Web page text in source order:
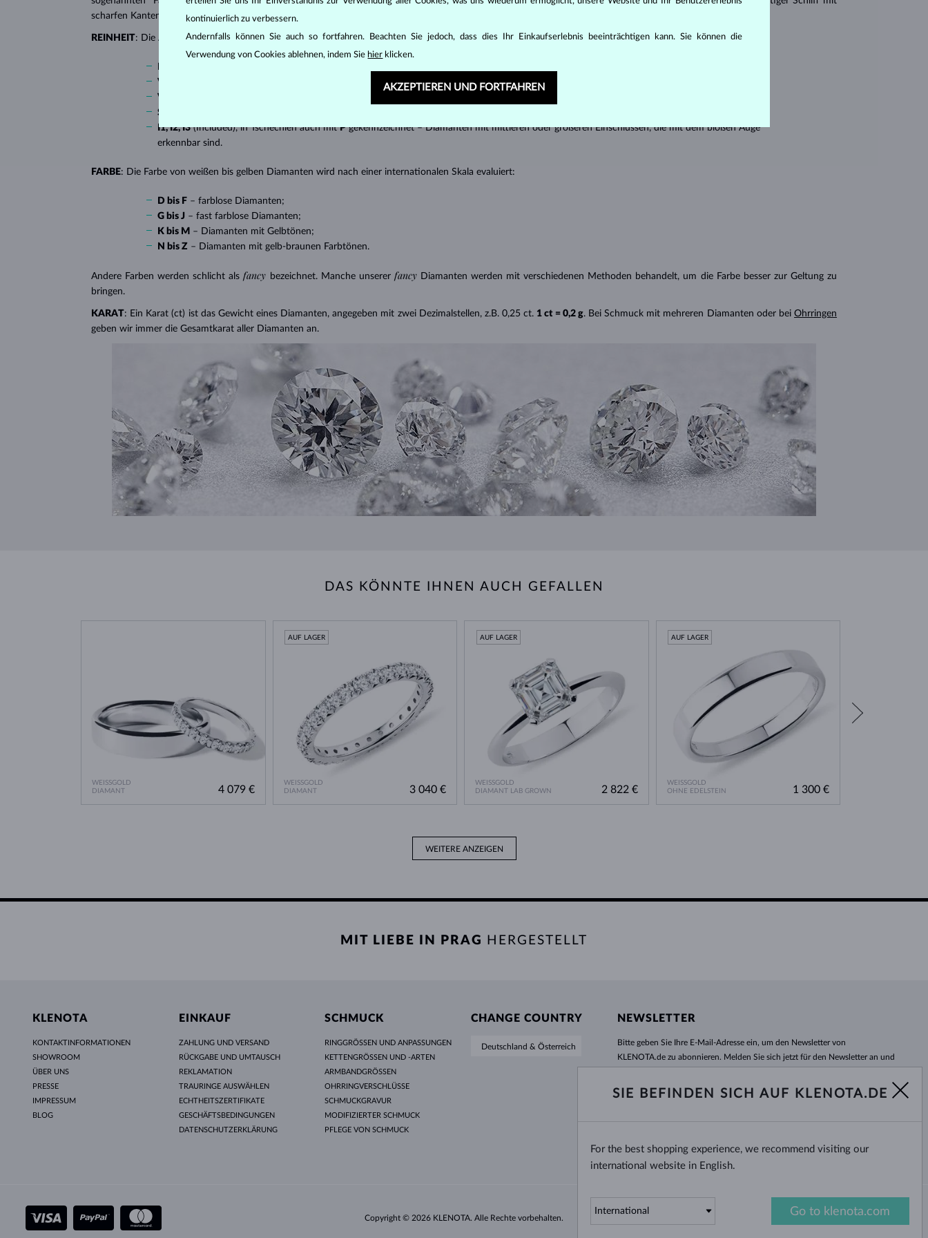
scharfen Kanten, besonders beliebt bei Verlobungsringen
REINHEIT: Die Anzahl, Größe und Verteilung sogenannter “Einschlüsse” oder innerer Unreinheiten eines Diamanten bestimmen seine Reinheit:
VVS 1, VVS 2
(Very Very Slightly Included) – Diamanten mit sehr kleinen Einschlüssen,
VS 1, VS 2
SI 1, SI 2
I1, I2, I3 (Included), in Tschechien auch mit P gekennzeichnet – Diamanten mit mittleren oder größeren Einschlüssen, die mit dem bloßen Auge
erkennbar sind.
FARBE: Die Farbe von weißen bis gelben Diamanten wird nach einer internationalen Skala evaluiert:
D bis F – farblose Diamanten;
G bis J – fast farblose Diamanten;
K bis M – Diamanten mit Gelbtönen;
N bis Z – Diamanten mit gelb-braunen Farbtönen.
Andere Farben werden schlicht als fancy bezeichnet. Manche unserer fancy Diamanten werden mit verschiedenen Methoden behandelt, um die Farbe besser zur Geltung zu
bringen.
KARAT: Ein Karat (ct) ist das Gewicht eines Diamanten, angegeben mit zwei Dezimalstellen, z.B. 0,25 ct. 1 ct = 0,2 g. Bei Schmuck mit mehreren Diamanten oder bei Ohrringen
geben wir immer die Gesamtkarat aller Diamanten an.
DAS KÖNNTE IHNEN AUCH GEFALLEN
WEISSGOLD
DIAMANT
4 079 €
WEISSGOLD
DIAMANT
AUF LAGER
3 040 €
WEISSGOLD
DIAMANT LAB GROWN
AUF LAGER
2 822 €
WEISSGOLD
OHNE EDELSTEIN
AUF LAGER
1 300 €
WEITERE ANZEIGEN
MIT LIEBE IN PRAG HERGESTELLT
KLENOTA
KONTAKTINFORMATIONEN
SHOWROOM
ÜBER UNS
PRESSE
IMPRESSUM
BLOG
EINKAUF
ZAHLUNG UND VERSAND
RÜCKGABE UND UMTAUSCH
REKLAMATION
TRAURINGE AUSWÄHLEN
ECHTHEITSZERTIFIKATE
GESCHÄFTSBEDINGUNGEN
DATENSCHUTZERKLÄRUNG
SCHMUCK
RINGGRÖSSEN UND ANPASSUNGEN
KETTENGRÖSSEN UND -ARTEN
ARMBANDGRÖSSEN
OHRRINGVERSCHLÜSSE
SCHMUCKGRAVUR
MODIFIZIERTER SCHMUCK
PFLEGE VON SCHMUCK
CHANGE COUNTRY
Deutschland & Österreich
NEWSLETTER
Bitte geben Sie Ihre E-Mail-Adresse ein, um den Newsletter von
KLENOTA.de zu abonnieren. Melden Sie sich jetzt für den Newsletter an und
kein Sonderangebot mehr!
Ja, ich möchte interessanteNeuigkeiten per E-Mail erhalten.
Copyright © 2026 KLENOTA. Alle Rechte vorbehalten.
kontinuierlich zu verbessern.
Andernfalls können Sie auch so fortfahren. Beachten Sie jedoch, dass dies Ihr Einkaufserlebnis beeinträchtigen kann. Sie können die
Verwendung von Cookies ablehnen, indem Sie hier klicken.
AKZEPTIEREN UND FORTFAHREN
SIE BEFINDEN SICH AUF KLENOTA.DE
For the best shopping experience, we recommend visiting our
international website in English.
Go to klenota.com